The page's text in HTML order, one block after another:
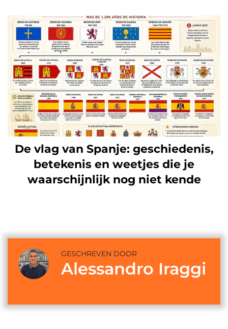
De vlag van Spanje: geschiedenis,
betekenis en weetjes die je
waarschijnlijk nog niet kende
GESCHREVEN DOOR
Alessandro Iraggi